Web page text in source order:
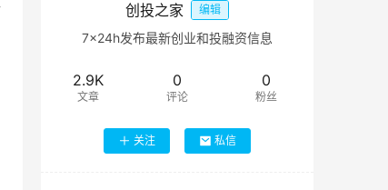
创投之家 编辑
7×24h发布最新创业和投融资信息
2.9K
文章
0
评论
0
粉丝
关注 私信